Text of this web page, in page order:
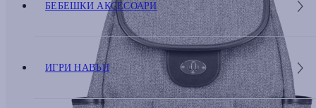
БЕБЕШКИ АКСЕСОАРИ
ИГРИ НАВЪН